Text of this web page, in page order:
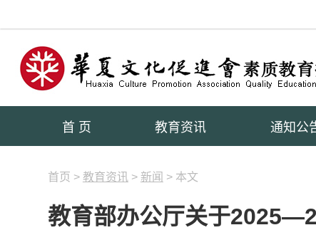
首 页 教育资讯 通知公
首页 > 教育资讯 > 新闻 > 本文
教育部办公厅关于